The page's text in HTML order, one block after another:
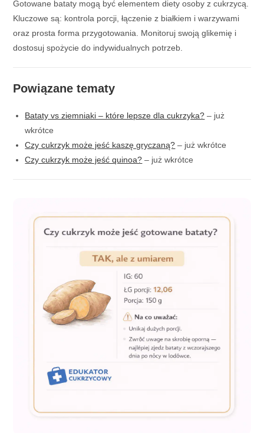
Gotowane bataty mogą być elementem diety osoby z cukrzycą.
Kluczowe są: kontrola porcji, łączenie z białkiem i warzywami
oraz prosta forma przygotowania. Monitoruj swoją glikemię i
dostosuj spożycie do indywidualnych potrzeb.
Powiązane tematy
Bataty vs ziemniaki – które lepsze dla cukrzyka? – już
wkrótce
Czy cukrzyk może jeść kaszę gryczaną? – już wkrótce
Czy cukrzyk może jeść quinoa? – już wkrótce